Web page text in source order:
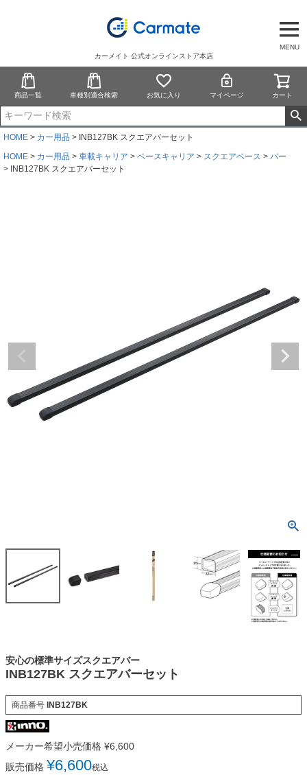
MENU
カーメイト 公式オンラインストア本店
商品一覧 車種別適合検索 お気に入り マイページ カート
HOME カー用品
INB127BK スクエアバーセット
HOME
カー用品 車載キャリア ベースキャリア スクエアベース
バー
INB127BK スクエアバーセット
安心の標準サイズスクエアバー
INB127BK スクエアバーセット
商品番号 INB127BK
メーカー希望小売価格 ¥6,600
販売価格 ¥6,600税込